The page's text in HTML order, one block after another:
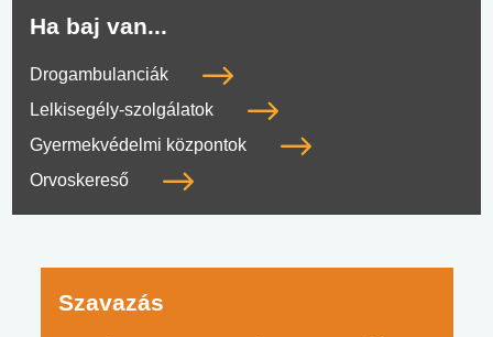
Ha baj van...
Drogambulanciák
Lelkisegély-szolgálatok
Gyermekvédelmi központok
Orvoskereső
Szavazás